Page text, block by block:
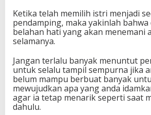
Ketika telah memilih istri menjadi
pendamping, maka yakinlah bahwa
belahan hati yang akan menemani
selamanya.
Jangan terlalu banyak menuntut
untuk selalu tampil sempurna jika
belum mampu berbuat banyak
mewujudkan apa yang anda
agar ia tetap menarik seperti saat
dahulu.